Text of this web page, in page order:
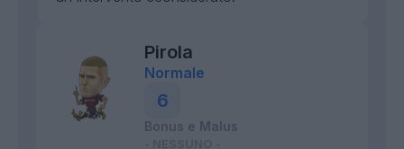
Pirola
Normale
6
Bonus e Malus